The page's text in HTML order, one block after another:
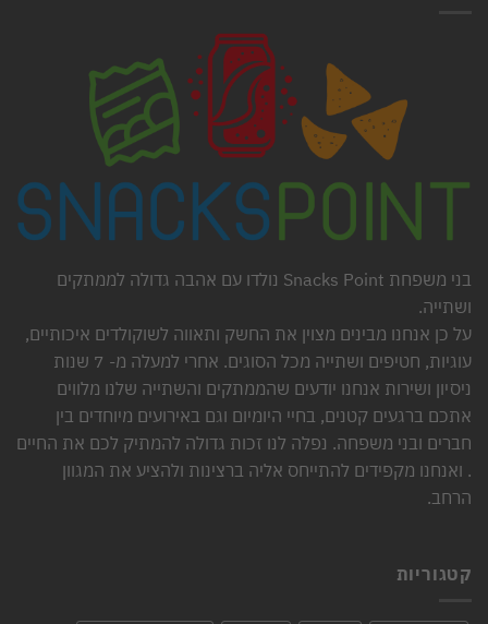
בני משפחת Snacks Point נולדו עם אהבה גדולה לממתקים
ושתייה.
על כן אנחנו מבינים מצוין את החשק ותאווה לשוקולדים איכותיים,
עוגיות, חטיפים ושתייה מכל הסוגים. אחרי למעלה מ- 7 שנות
ניסיון ושירות אנחנו יודעים שהממתקים והשתייה שלנו מלווים
אתכם ברגעים קטנים, בחיי היומיום וגם באירועים מיוחדים בין
חברים ובני משפחה. נפלה לנו זכות גדולה להמתיק לכם את החיים
. ואנחנו מקפידים להתייחס אליה ברצינות ולהציע את המגוון
הרחב.
קטגוריות